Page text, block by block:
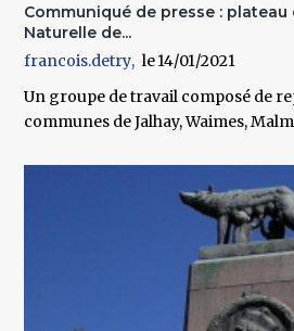
Communiqué de presse : plateau
Naturelle de...
francois.detry
14/01/2021
Un groupe de travail composé de
communes de Jalhay, Waimes,